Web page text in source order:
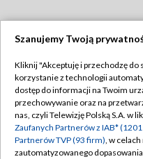
Abonament TVP
Emisja w TVP
Centrum informacji TVP
Szanujemy Twoją
Kliknij "Akceptuję i przechodzę do
korzystanie z technologii
dostęp do informacji na Twoim
przechowywanie oraz na
nas, czyli Telewizję Polską S.A. w
Zaufanych Partnerów z IAB*
Partnerów TVP (93 firm), w
zautomatyzowanego